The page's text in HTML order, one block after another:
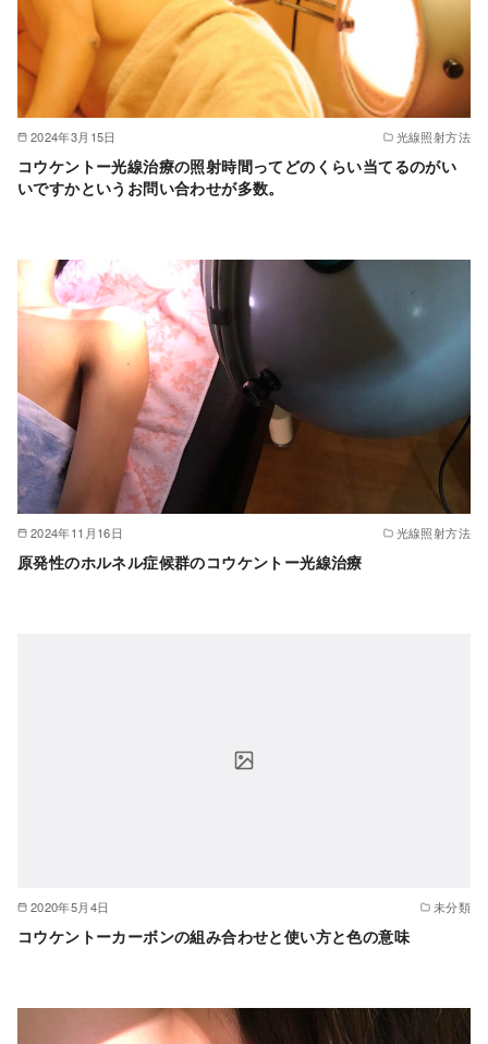
2024年3月15日 光線照射方法
コウケントー光線治療の照射時間ってどのくらい当てるのがい
いですかというお問い合わせが多数。
2024年11月16日 光線照射方法
原発性のホルネル症候群のコウケントー光線治療
2020年5月4日 未分類
コウケントーカーボンの組み合わせと使い方と色の意味